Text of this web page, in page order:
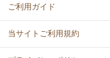
ご利用ガイド
当サイトご利用規約